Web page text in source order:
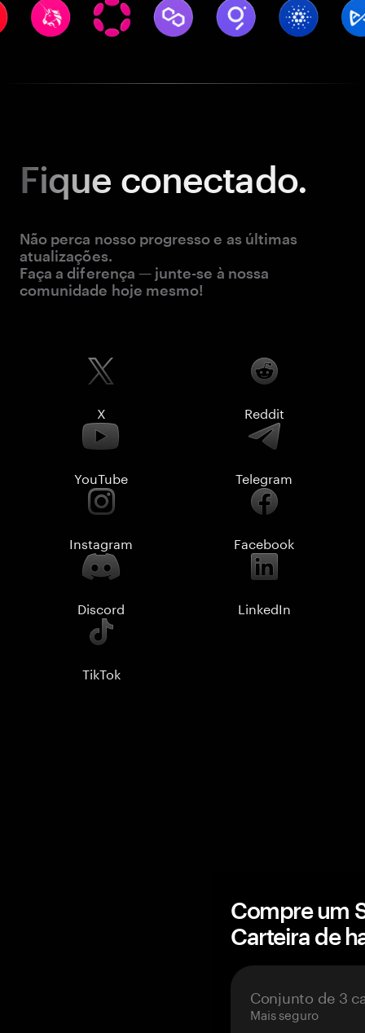
Fique conectado.
Não perca nosso progresso e as últimas
atualizações.
Faça a diferença — junte-se à nossa
comunidade hoje mesmo!
X Reddit
YouTube Telegram
Instagram Facebook
Discord LinkedIn
TikTok
Compre um
Carteira de
Conjunto de 3
Mais seguro